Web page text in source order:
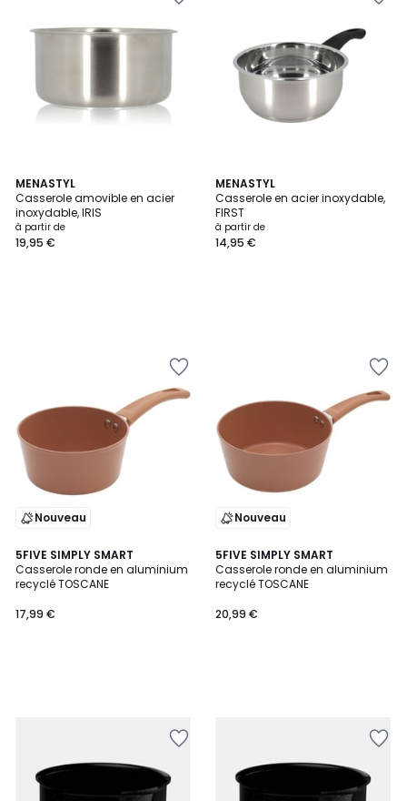
MENASTYL
Casserole amovible en acier
inoxydable, IRIS
à partir de
19,95 €
MENASTYL
Casserole en acier inoxydable,
FIRST
à partir de
14,95 €
Nouveau
5FIVE SIMPLY SMART
Casserole ronde en aluminium
recyclé TOSCANE
17,99 €
Nouveau
5FIVE SIMPLY SMART
Casserole ronde en aluminium
recyclé TOSCANE
20,99 €